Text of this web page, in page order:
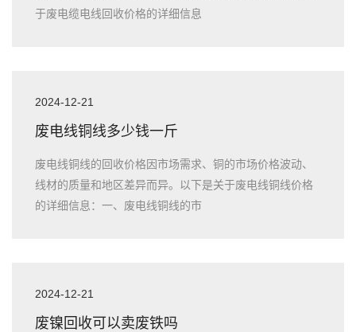
于废电缆电线回收价格的详细信息
2024-12-21
废电线铜线多少钱一斤
废电线铜线的回收价格因市场需求、铜的市场价格波动、
线材的质量和地区差异而异。以下是关于废电线铜线价格
的详细信息：一、废电线铜线的市
2024-12-21
废镍回收可以卖废铁吗